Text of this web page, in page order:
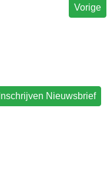
Vorige
Inschrijven Nieuwsbrief